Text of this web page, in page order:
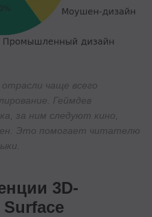
чаще всего
Геймдев
за ним следуют кино,
Это помогает читателю
3D-